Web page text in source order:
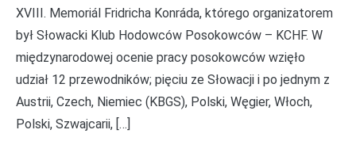
XVIII. Memoriál Fridricha Konráda, którego organizatorem
był Słowacki Klub Hodowców Posokowców – KCHF. W
międzynarodowej ocenie pracy posokowców wzięło
udział 12 przewodników; pięciu ze Słowacji i po jednym z
Austrii, Czech, Niemiec (KBGS), Polski, Węgier, Włoch,
Polski, Szwajcarii, […]